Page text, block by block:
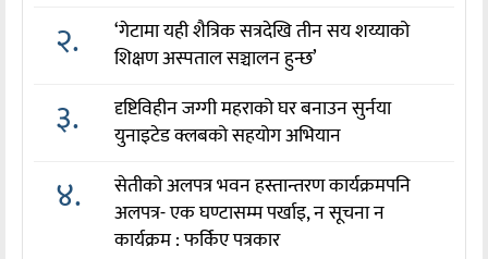
२.
‘गेटामा यही शैत्रिक सत्रदेखि तीन सय शय्याको
शिक्षण अस्पताल सञ्चालन हुन्छ’
३.
दृष्टिविहीन जग्गी महराको घर बनाउन सुर्नया
युनाइटेड क्लबको सहयोग अभियान
४.
सेतीको अलपत्र भवन हस्तान्तरण कार्यक्रमपनि
अलपत्र- एक घण्टासम्म पर्खाइ, न सूचना न
कार्यक्रम : फर्किए पत्रकार